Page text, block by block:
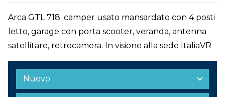
Arca GTL 718: camper usato mansardato con 4 posti
letto, garage con porta scooter, veranda, antenna
satellitare, retrocamera. In visione alla sede ItaliaVR